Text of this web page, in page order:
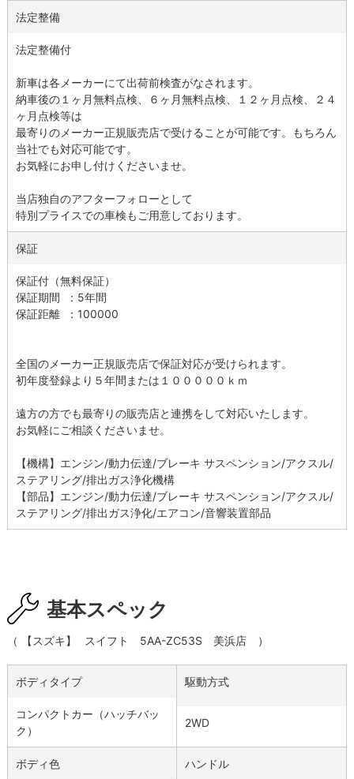
法定整備
法定整備付
新車は各メーカーにて出荷前検査がなされます。
納車後の１ヶ月無料点検、６ヶ月無料点検、１２ヶ月点検、２４
ヶ月点検等は
最寄りのメーカー正規販売店で受けることが可能です。もちろん
当社でも対応可能です。
お気軽にお申し付けくださいませ。
当店独自のアフターフォローとして
特別プライスでの車検もご用意しております。
保証
保証付（無料保証）
保証期間 ：5年間
保証距離 ：100000
全国のメーカー正規販売店で保証対応が受けられます。
初年度登録より５年間または１０００００ｋｍ
遠方の方でも最寄りの販売店と連携をして対応いたします。
お気軽にご相談くださいませ。
【機構】エンジン/動力伝達/ブレーキ サスペンション/アクスル/
ステアリング/排出ガス浄化機構
【部品】エンジン/動力伝達/ブレーキ サスペンション/アクスル/
ステアリング/排出ガス浄化/エアコン/音響装置部品
基本スペック
（ 【スズキ】 スイフト 5AA-ZC53S 美浜店 ）
ボディタイプ
コンパクトカー（ハッチバッ
ク）
駆動方式
2WD
ボディ色 ハンドル